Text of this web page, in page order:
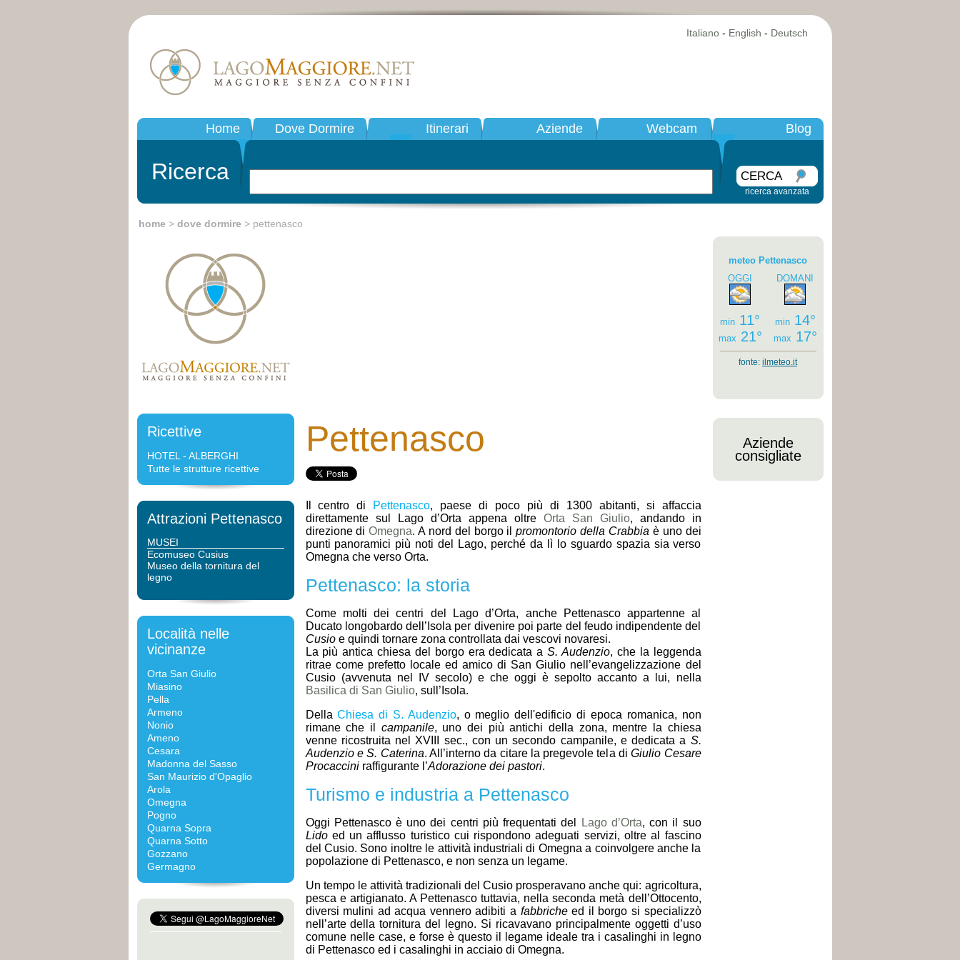
Italiano- English - Deutsch
Home Dove Dormire Itinerari Aziende Webcam Blog
Ricerca CERCA
ricerca avanzata
home > dove dormire > pettenasco
Ricettive
HOTEL - ALBERGHI
Tutte le strutture ricettive
Attrazioni Pettenasco
MUSEI
Ecomuseo Cusius
Museo della tornitura del
legno
Località nelle
vicinanze
Orta San Giulio
Miasino
Pella
Armeno
Nonio
Ameno
Cesara
Madonna del Sasso
San Maurizio d'Opaglio
Arola
Omegna
Pogno
Quarna Sopra
Quarna Sotto
Gozzano
Germagno
meteo Pettenasco
OGGI
min 11°
max 21°
DOMANI
min14°
max 17°
fonte: ilmeteo.it
Pettenasco
Il centro di Pettenasco, paese di poco più di 1300 abitanti, si affaccia
direttamente sul Lago d’Orta appena oltre Orta San Giulio, andando in
direzione diOmegna. A nord del borgo ilpromontorio della Crabbia è uno dei
punti panoramici più noti del Lago, perché da lì lo sguardo spazia sia verso
Omegna che verso Orta.
Pettenasco: la storia
Come molti dei centri del Lago d’Orta, anche Pettenasco appartenne al
Ducato longobardo dell’Isola per divenire poi parte del feudo indipendente del
Cusio e quindi tornare zona controllata dai vescovi novaresi.
La più antica chiesa del borgo era dedicata aS. Audenzio, che la leggenda
ritrae come prefetto locale ed amico di San Giulio nell’evangelizzazione del
Cusio (avvenuta nel IV secolo) e che oggi è sepolto accanto a lui, nella
Basilica di San Giulio, sull’Isola.
DellaChiesa di S. Audenzio, o meglio dell'edificio di epoca romanica, non
rimane che il campanile, uno dei più antichi della zona, mentre la chiesa
venne ricostruita nel XVIII sec., con un secondo campanile, e dedicata a S.
Audenzio e S. Caterina. All’interno da citare la pregevole tela diGiulio Cesare
Procacciniraffigurante l’Adorazione dei pastori.
Turismo e industria a Pettenasco
Oggi Pettenasco è uno dei centri più frequentati del Lago d’Orta, con il suo
Lido ed un afflusso turistico cui rispondono adeguati servizi, oltre al fascino
del Cusio. Sono inoltre le attività industriali di Omegna a coinvolgere anche la
popolazione di Pettenasco, e non senza un legame.
Un tempo le attività tradizionali del Cusio prosperavano anche qui: agricoltura,
pesca e artigianato. A Pettenasco tuttavia, nella seconda metà dell’Ottocento,
diversi mulini ad acqua vennero adibiti a fabbricheed il borgo si specializzò
nell’arte della tornitura del legno. Si ricavavano principalmente oggetti d’uso
comune nelle case, e forse è questo il legame ideale tra i casalinghi in legno
di Pettenasco ed i casalinghi in acciaio di Omegna.
Aziende
consigliate